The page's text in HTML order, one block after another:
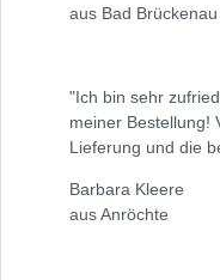
aus Bad Brückenau
"Ich bin sehr
meiner Bestellung!
Lieferung und die
Barbara Kleere
aus Anröchte